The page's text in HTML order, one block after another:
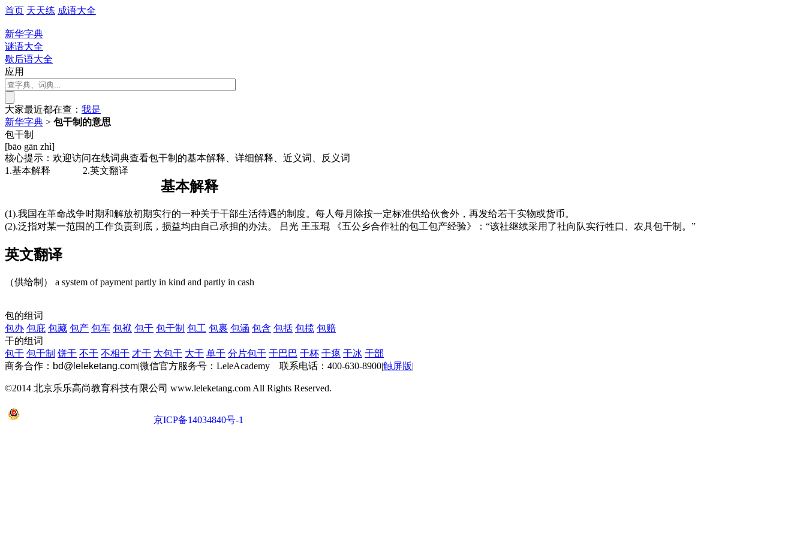
首页 天天练 成语大全
新华字典
谜语大全
歇后语大全
应用
大家最近都在查： 我是
新华字典 > 包干制的意思
包干制
[bāo gān zhì]
核心提示：欢迎访问在线词典查看包干制的基本解释、详细解释、近义词、反义词
1.基本解释
2.英文翻译
基本解释
(1).我国在革命战争时期和解放初期实行的一种关于干部生活待遇的制度。每人每月除按一定标准供给伙食外，再发给若干实物或货币。
(2).泛指对某一范围的工作负责到底，损益均由自己承担的办法。 吕光 王玉琨 《五公乡合作社的包工包产经验》：“该社继续采用了社向队实行牲口、农具包干制。”
英文翻译
（供给制） a system of payment partly in kind and partly in cash
包的组词
包办 包庇 包藏 包产 包车 包袱 包干 包干制 包工 包裹 包涵 包含 包括 包揽 包赔
干的组词
包干 包干制 饼干 不干 不相干 才干 大包干 大干 单干 分片包干 干巴巴 干杯 干瘪 干冰 干部
商务合作： bd@leleketang.com|微信官方服务号：LeleAcademy 联系电话：400-630-8900|触屏版|
©2014 北京乐乐高尚教育科技有限公司 www.leleketang.com All Rights Reserved.
京ICP备14034840号-1